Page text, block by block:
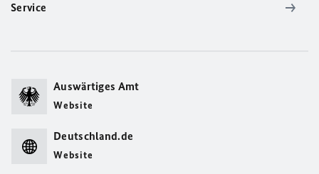
Service
Auswärtiges Amt
Website
Deutschland.de
Website